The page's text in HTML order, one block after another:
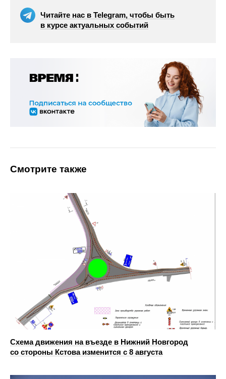
Читайте нас в Telegram, чтобы быть
в курсе актуальных событий
Смотрите также
Схема движения на въезде в Нижний Новгород
со стороны Кстова изменится с 8 августа